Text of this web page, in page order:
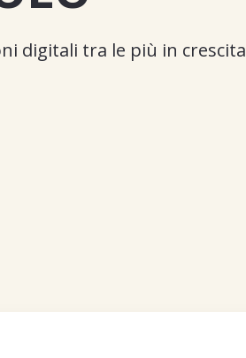
digitali tra le più in crescita